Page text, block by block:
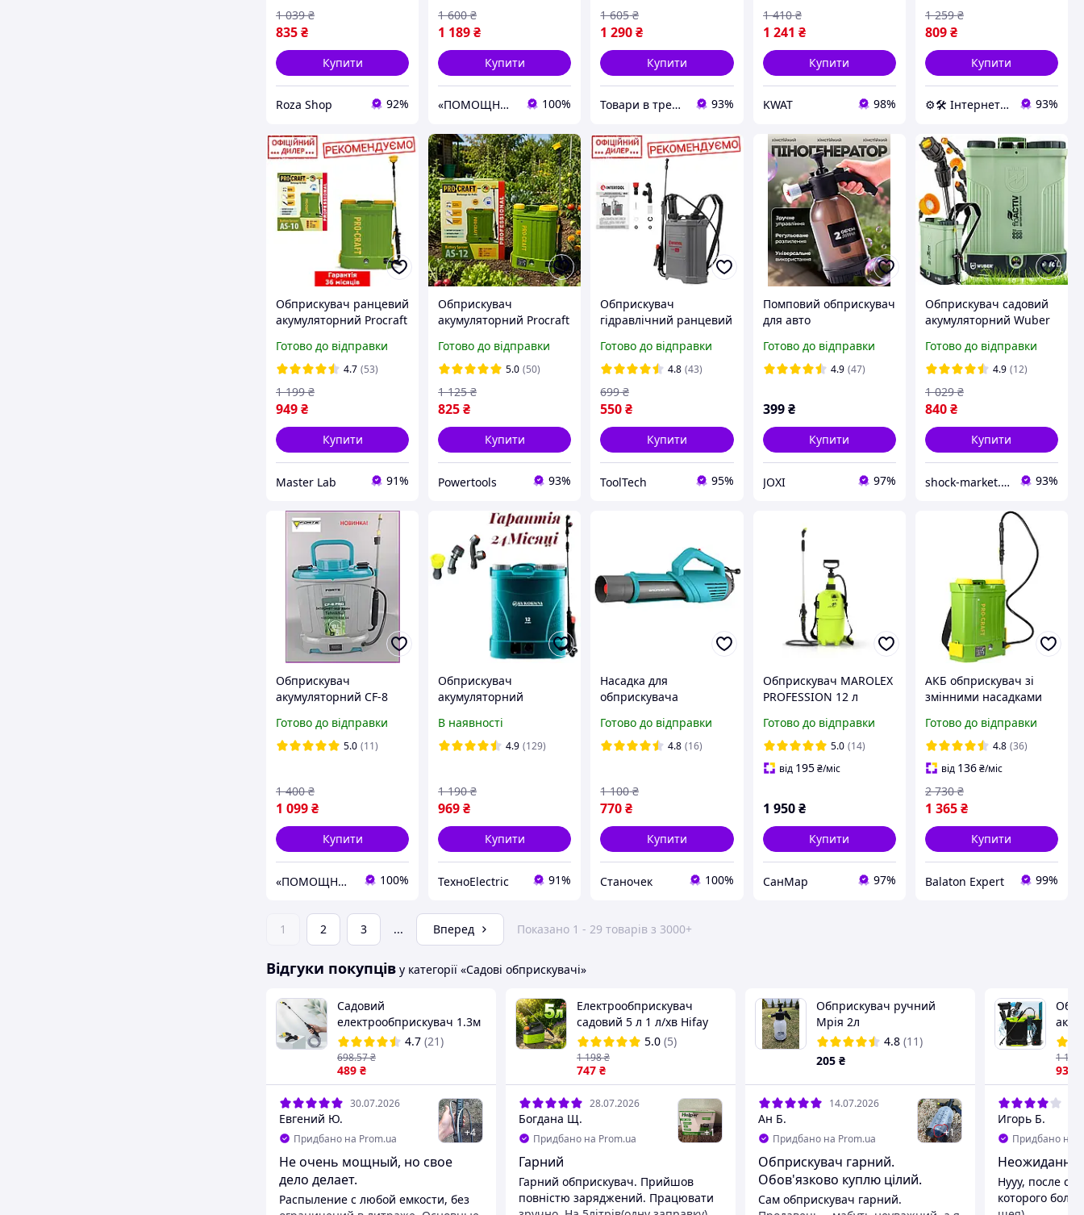
835₴
1 039 ₴
Купити
Roza Shop 92%
1 189₴
1 600 ₴
Купити
«ПОМОЩНИК» 100%
1 290₴
1 605 ₴
Купити
Товари в тренді 93%
1 241 ₴
1 410 ₴
Купити
KWAT 98%
809₴
1 259 ₴
Купити
⚙️🛠 Інтернет-магазин ALORA 93%
Обприскувач ранцевий
акумуляторний Procraft
10 л) Садовий
обприскувач
Готово до відправки
4.7 (53)
949₴
1 199 ₴
Купити
Master Lab 91%
Обприскувач
акумуляторний Procraft
обприскувач садовий
12 В 8 А-
год,Електричний
обприскувач 12 л
Готово до відправки
5.0 (50)
825₴
1 125 ₴
Купити
Powertools 93%
Обприскувач
гідравлічний ранцевий
(16 л) Ручний садовий
обприскувач
Готово до відправки
4.8 (43)
550₴
699 ₴
Купити
ToolTech 95%
Помповий обприскувач
для авто
Готово до відправки
4.9 (47)
399 ₴
Купити
JOXI 97%
Обприскувач садовий
акумуляторний Wuber
обприскувач
обприскувач для саду
Готово до відправки
4.9 (12)
840₴
1 029 ₴
Купити
shock-market.in.ua 93%
Обприскувач
акумуляторний CF-8
універсальний садовий
обприскувач
Готово до відправки
5.0 (11)
1 099₴
1 400 ₴
Купити
«ПОМОЩНИК» 100%
Обприскувач
акумуляторний
Україна гарантія 24
міс.
В наявності
4.9 (129)
969₴
1 190 ₴
Купити
ТехноElectric 91%
Насадка для
обприскувача
Grunhelm CF-107E
(турбонасадка)
Готово до відправки
4.8 (16)
770₴
1 100 ₴
Купити
Станочек 100%
Обприскувач MAROLEX
PROFESSION 12 л
Готово до відправки
5.0 (14)
від 195 ₴/міс
1 950 ₴
Купити
СанМар 97%
АКБ обприскувач зі
змінними насадками
обприскувач на 10 л,
Електричний
розпилювач для
рослин
Готово до відправки
4.8 (36)
від 136₴/міс
1 365₴
2 730 ₴
Купити
Balaton Expert 99%
1 2 3 ... Вперед Показано 1 - 29 товарів з 3000+
Відгуки покупців у категорії «Садові обприскувачі»
Садовий
електрообприскувач 1.3м
+ 2 насадки, 2400 мАг, з
USB, Чорний /
Акумуляторний
обприскувач / Ручний
обприскувач
4.7 (21)
489 ₴
698.57₴
30.07.2026
Евгений Ю.
Придбано на Prom.ua +4
Не очень мощный, но свое
дело делает.
Распыление с любой емкости, без
Електрообприскувач
садовий 5 л 1 л/хв Hifay
розпилювач для дачі
садовий обприскувач на
плече акумуляторний
5.0 (5)
747 ₴
1 198₴
28.07.2026
Богдана Щ.
Придбано на Prom.ua +1
Гарний
Гарний обприскувач. Прийшов
повністю заряджений. Працювати
Обприскувач ручний
Мрія 2л
4.8 (11)
205 ₴
14.07.2026
Ан Б.
Придбано на Prom.ua +1
Обприскувач гарний.
Обов'язково куплю цілий.
Сам обприскувач гарний.
937
1 137
Игорь Б.
Придбано на
Неожиданно
Нууу, после
которого